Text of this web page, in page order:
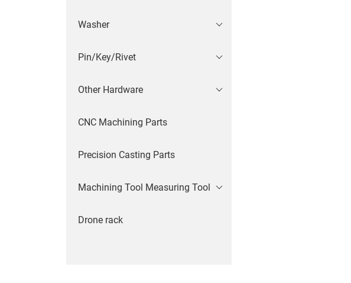
Washer
Pin/Key/Rivet
Other Hardware
CNC Machining Parts
Precision Casting Parts
Machining Tool Measuring Tool
Drone rack